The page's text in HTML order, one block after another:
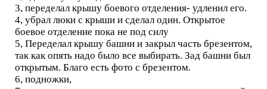
3, переделал крышу боевого отделения- удленил его.
4, убрал люки с крыши и сделал один. Открытое
боевое отделение пока не под силу
5, Переделал крышу башни и закрыл часть брезентом,
так как опять надо было все выбирать. Зад башни был
открытым. Благо есть фото с брезентом.
6, подножки,